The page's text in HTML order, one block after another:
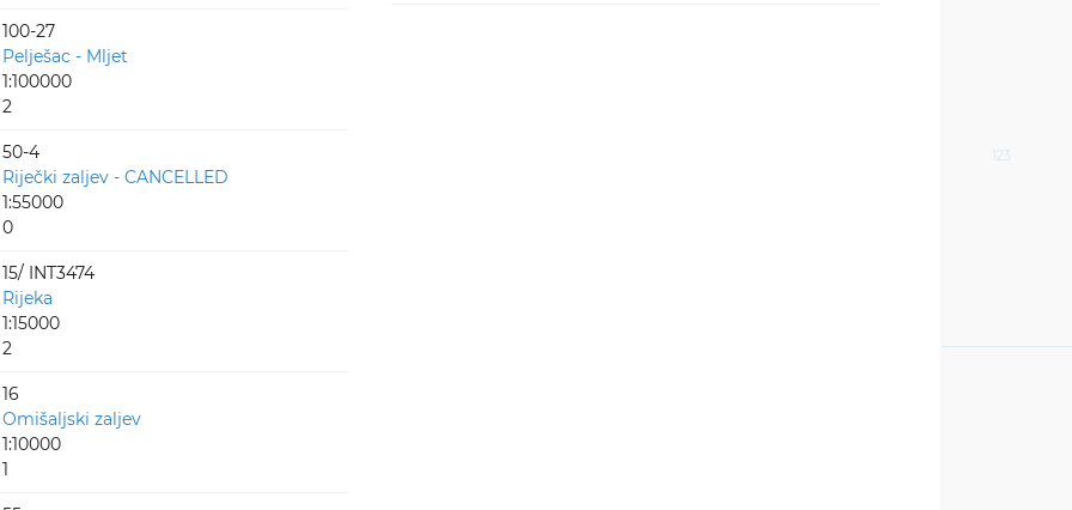
100-27
Pelješac - Mljet
1:100000
2
50-4
Riječki zaljev - CANCELLED
1:55000
0
15/ INT3474
Rijeka
1:15000
2
16
Omišaljski zaljev
1:10000
1